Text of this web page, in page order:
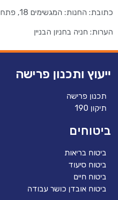
כתובת: החנות: המגשימים 18, פתח תקווה
הערות: חניה בחניון הבניין
ייעוץ ותכנון פרישה
תכנון פרישה
תיקון 190
ביטוחים
ביטוח בריאות
ביטוח סיעוד
ביטוח חיים
ביטוח אובדן כושר עבודה